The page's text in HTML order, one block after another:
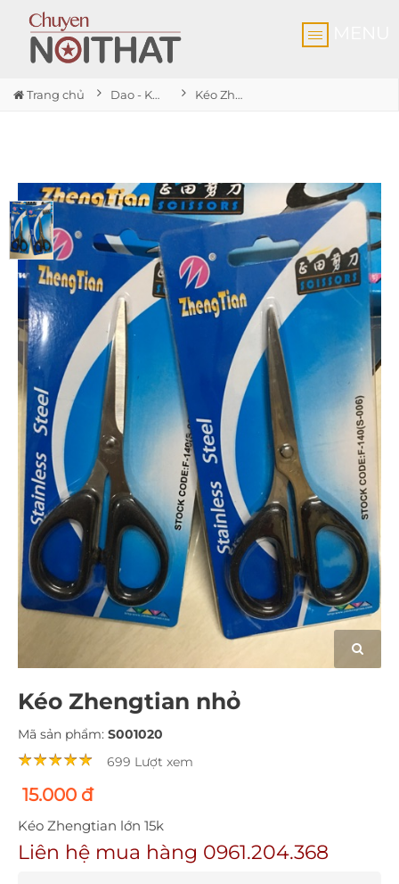
Trang chủ Dao - Kéo Kéo Zhengtian nhỏ
Kéo Zhengtian nhỏ
Mã sản phẩm: S001020
699 Lượt xem
15.000 đ
Kéo Zhengtian lớn 15k
Liên hệ mua hàng 0961.204.368